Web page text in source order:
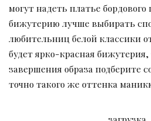
могут надеть платье бордового
бижутерию лучше выбирать
любительниц белой классики
будет ярко-красная
завершения образа подберите
точно такого же оттенка